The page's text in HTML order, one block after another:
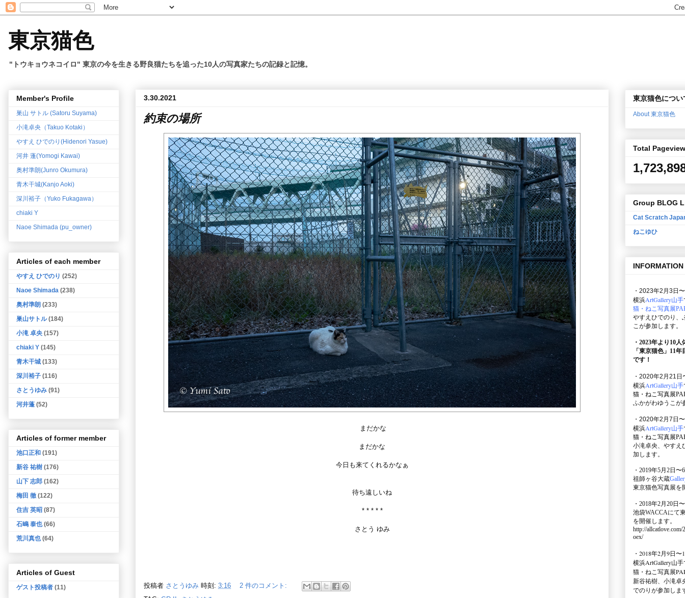
東京猫色
"トウキョウネコイロ" 東京の今を生きる野良猫たちを追った10人の写真家たちの記録と記憶。
3.30.2021
約束の場所
まだかな
まだかな
今日も来てくれるかなぁ
待ち遠しいね
* * * * *
さとう ゆみ
投稿者 さとうゆみ 時刻: 3:16
2 件のコメント:
Member's Profile
巣山 サトル (Satoru Suyama)
小滝卓央（Takuo Kotaki）
やすえ ひでのり(Hidenori Yasue)
河井 蓬(Yomogi Kawai)
奥村準朗(Junro Okumura)
青木干城(Kanjo Aoki)
深川裕子（Yuko Fukagawa）
chiaki Y
Naoe Shimada (pu_owner)
Articles of each member
やすえ ひでのり (252)
Naoe Shimada (238)
奥村準朗 (233)
巣山サトル (184)
小滝 卓央 (157)
chiaki Y (145)
青木干城 (133)
深川裕子 (116)
さとうゆみ (91)
河井蓬 (52)
Articles of former member
池口正和 (191)
新谷 祐樹 (176)
山下 志郎 (162)
梅田 徹 (122)
住吉 英昭 (87)
石嶋 泰也 (66)
荒川真也 (64)
Articles of Guest
ゲスト投稿者 (11)
東京猫色につい
About 東京猫色
Total
Group BLOG
Cat Scratch
ねこゆひ
INFORMATION
・2023年2月3日
横浜ArtGallery山手
猫・ねこ写真展
やすえひでのり、
こが参加します。
・2023年より10
「東京猫色」 11年
です！
・2020年2月21日
横浜ArtGallery山手
猫・ねこ写真展
ふかがわゆうこが
・2020年2月7日
横浜ArtGallery山手
猫・ねこ写真展
小滝卓央、やすえ
加します。
・2019年5月2日〜
祖師ヶ谷大蔵
東京猫色写真展を
・2018年2月20日
池袋WACCAにて
を開催します。
http://allcatlove.com/
oex/
・2018年2月9日〜
横浜ArtGallery山手
猫・ねこ写真展
新谷祐樹、小滝卓
でのりが参加しま